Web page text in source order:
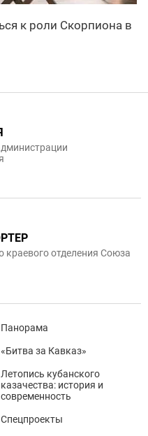
к роли Скорпиона в
краевого отделения Союза
Панорама
«Битва за Кавказ»
Летопись кубанского
казачества: история и
современность
Спецпроекты